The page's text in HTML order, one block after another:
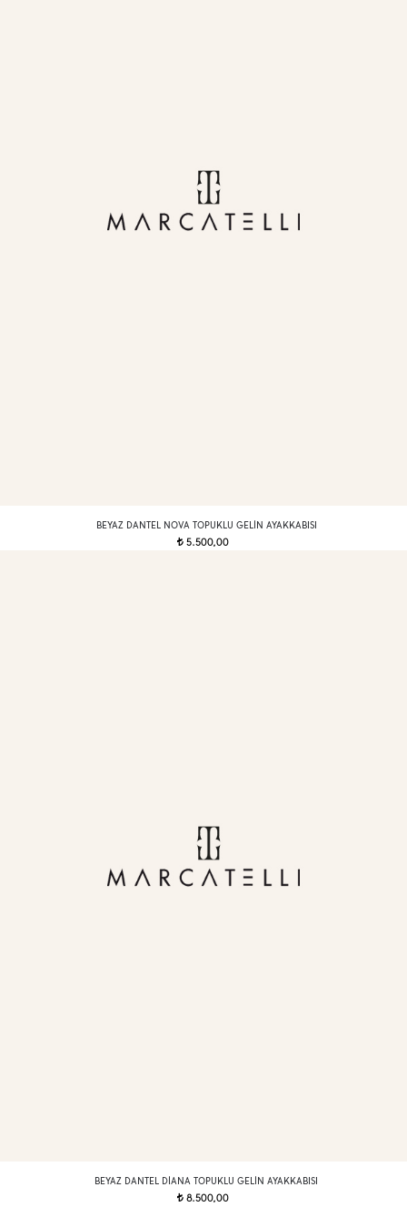
BEYAZ DANTEL NOVA TOPUKLU GELIN AYAKKABISI
t5.500,00
BEYAZ DANTEL DIANA TOPUKLU GELIN AYAKKABISI
t8.500,00